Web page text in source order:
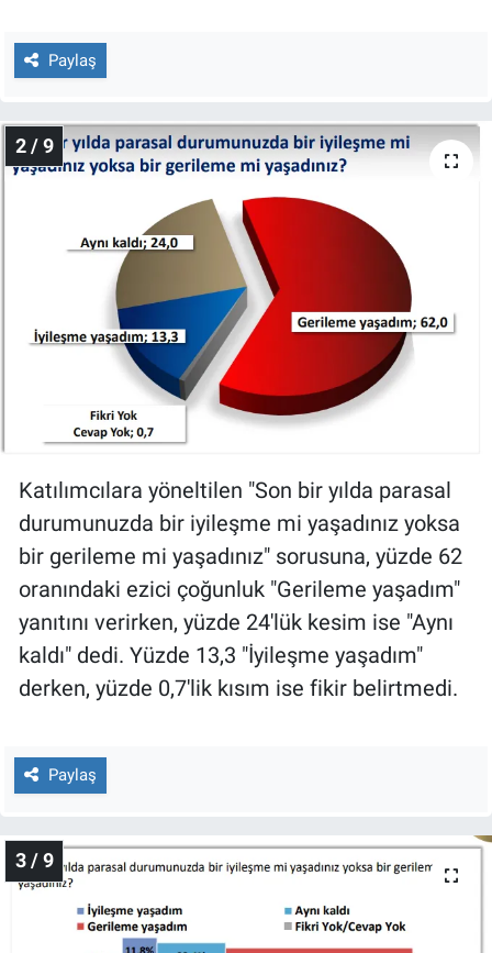
Paylaş
2 / 9
Katılımcılara yöneltilen "Son bir yılda parasal
durumunuzda bir iyileşme mi yaşadınız yoksa
bir gerileme mi yaşadınız" sorusuna, yüzde 62
oranındaki ezici çoğunluk "Gerileme yaşadım"
yanıtını verirken, yüzde 24'lük kesim ise "Aynı
kaldı" dedi. Yüzde 13,3 "İyileşme yaşadım"
derken, yüzde 0,7'lik kısım ise fikir belirtmedi.
Paylaş
3 / 9
Canlı Yayın